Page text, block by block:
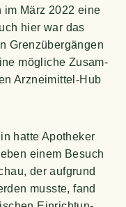
im März 2022 eine
hier war das
Grenz­über­gän­gen
mög­li­che Zusam­
Arz­nei­mit­tel-Hub
hat­te Apo­the­ker
einem Besuch
der auf­grund
muss­te, fand